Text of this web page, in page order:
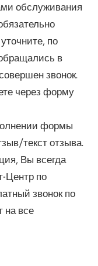
обслуживания
по
в
звонок.
через форму
формы
текст отзыва.
Вы всегда
Центр по
звонок по
на все